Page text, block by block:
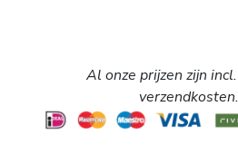
Al onze prijzen zijn
verzendkosten.